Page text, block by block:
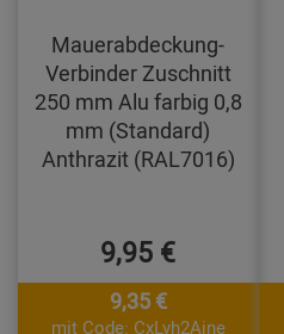
Mauerabdeckung-
Verbinder Zuschnitt
250 mm Alu farbig 0,8
mm (Standard)
Anthrazit (RAL7016)
9,95 €
9,35 €
mit Code: CxLyh2Ajne